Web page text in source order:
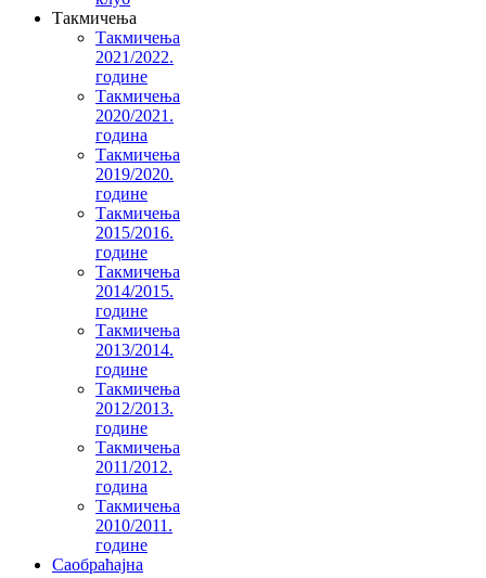
Такмичења
Такмичења
2021/2022.
године
Такмичења
2020/2021.
година
Такмичења
2019/2020.
године
Такмичења
2015/2016.
године
Такмичења
2014/2015.
године
Такмичења
2013/2014.
године
Такмичења
2012/2013.
године
Такмичења
2011/2012.
година
Такмичења
2010/2011.
године
Саобраћајна